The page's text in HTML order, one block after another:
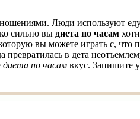
Люди используют
сильно вы диета по часам
вы можете играть с, что
в дета
диета по часам вкус. Запишите